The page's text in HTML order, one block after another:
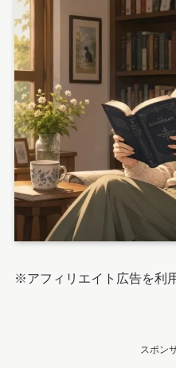
※アフィリエイト広告を利
スポン